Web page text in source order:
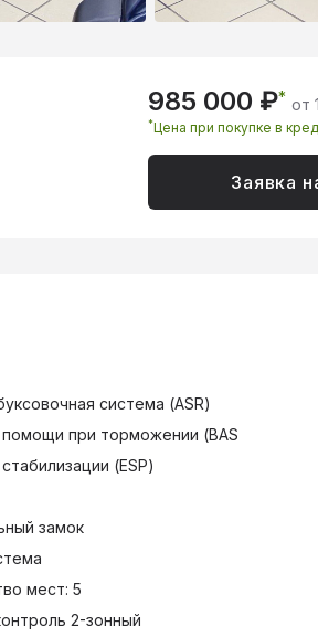
985 000 ₽* от
*Цена при покупке в
Заявка
система (ASR)
при торможении (BAS
(ESP)
замок
мест: 5
2-зонный